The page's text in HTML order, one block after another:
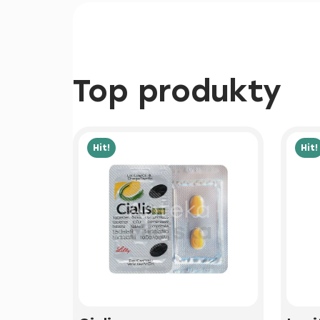
Top produkty
Hit! Hit!